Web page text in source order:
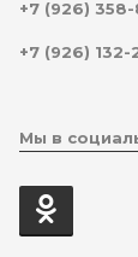
+7 (926)
+7 (926) 132-
Мы в